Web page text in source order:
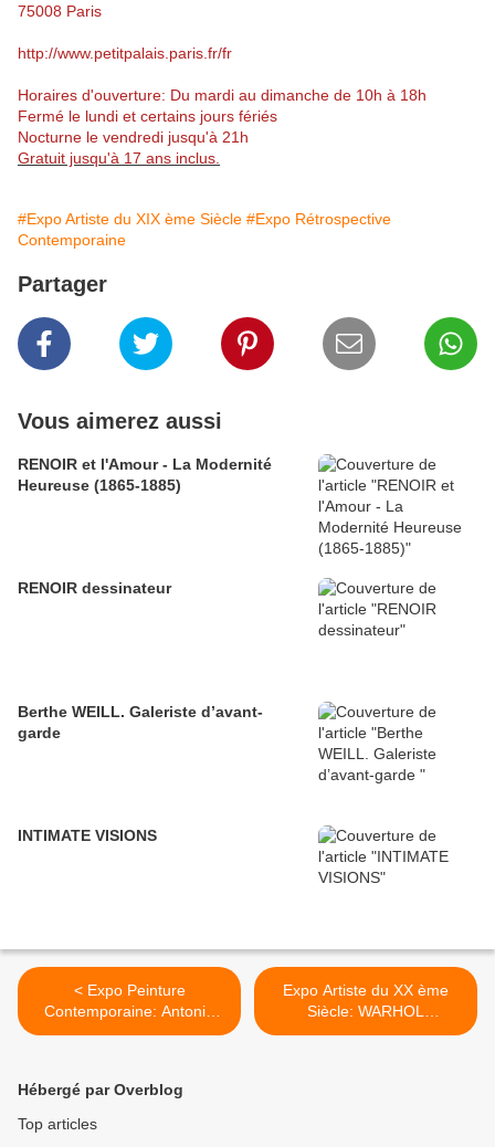
75008 Paris
http://www.petitpalais.paris.fr/fr
Horaires d'ouverture: Du mardi au dimanche de 10h à 18h
Fermé le lundi et certains jours fériés
Nocturne le vendredi jusqu'à 21h
Gratuit jusqu'à 17 ans inclus.
#Expo Artiste du XIX ème Siècle #Expo Rétrospective
Contemporaine
Partager
Vous aimerez aussi
RENOIR et l'Amour - La Modernité
Heureuse (1865-1885)
RENOIR dessinateur
Berthe WEILL. Galeriste d’avant-
garde
INTIMATE VISIONS
< Expo Peinture
Contemporaine: Antonio
SEGUI
Expo Artiste du XX ème
Siècle: WARHOL
"Unlimited" >
Hébergé par Overblog
Top articles